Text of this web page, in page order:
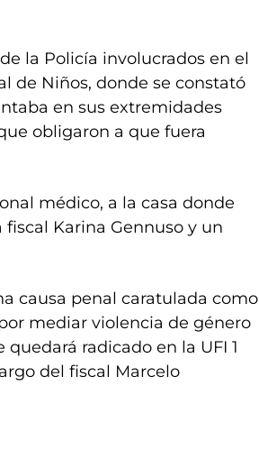
la Policía involucrados en el
de Niños, donde se constató
en sus extremidades
obligaron a que fuera
médico, a la casa donde
Karina Gennuso y un
causa penal caratulada como
mediar violencia de género
radicado en la UFI 1
del fiscal Marcelo